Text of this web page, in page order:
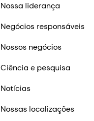
Nossa liderança
Negócios responsáveis
Nossos negócios
Ciência e pesquisa
Notícias
Nossas localizações